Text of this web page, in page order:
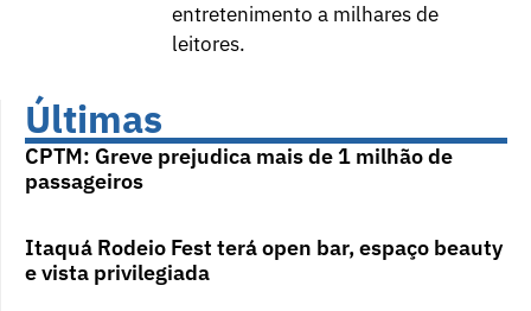
entretenimento a milhares de
leitores.
Últimas
CPTM: Greve prejudica mais de 1 milhão de
passageiros
Itaquá Rodeio Fest terá open bar, espaço beauty
e vista privilegiada